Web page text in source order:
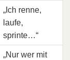
„Ich renne,
laufe,
sprinte…“
„Nur wer mit